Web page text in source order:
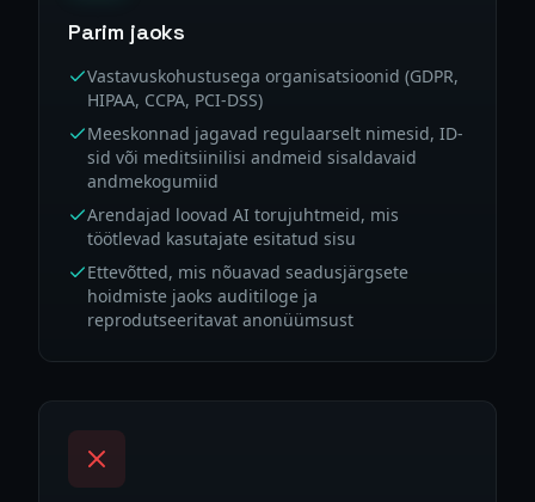
Parim jaoks
Vastavuskohustusega organisatsioonid (GDPR,
HIPAA, CCPA, PCI-DSS)
Meeskonnad jagavad regulaarselt nimesid, ID-
sid või meditsiinilisi andmeid sisaldavaid
andmekogumiid
Arendajad loovad AI torujuhtmeid, mis
töötlevad kasutajate esitatud sisu
Ettevõtted, mis nõuavad seadusjärgsete
hoidmiste jaoks auditiloge ja
reprodutseeritavat anonüümsust